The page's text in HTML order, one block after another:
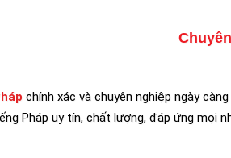
chính xác và chuyên nghiệp ngày
Pháp uy tín, chất lượng, đáp ứng mọi